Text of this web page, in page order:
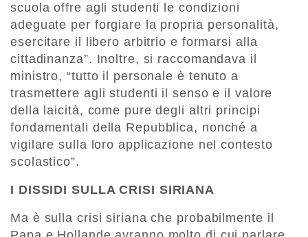
scuola offre agli studenti le condizioni
adeguate per forgiare la propria personalità,
esercitare il libero arbitrio e formarsi alla
cittadinanza”. Inoltre, si raccomandava il
ministro, “tutto il personale è tenuto a
trasmettere agli studenti il senso e il valore
della laicità, come pure degli altri principi
fondamentali della Repubblica, nonché a
vigilare sulla loro applicazione nel contesto
scolastico”.
I DISSIDI SULLA CRISI SIRIANA
Ma è sulla crisi siriana che probabilmente il